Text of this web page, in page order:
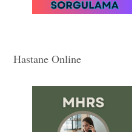
Hastane Online